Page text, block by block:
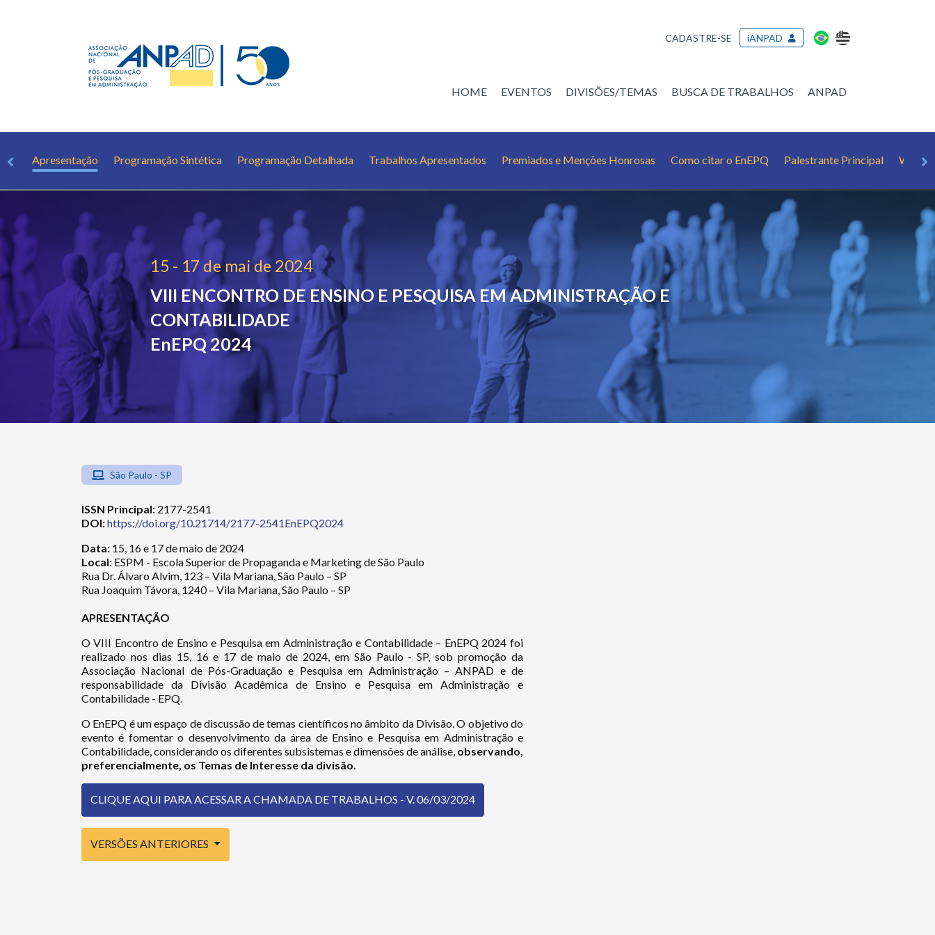
CADASTRE-SE iANPAD
HOME EVENTOS DIVISÕES/TEMAS BUSCA DE TRABALHOS ANPAD
Apresentação Programação Sintética Programação Detalhada Trabalhos Apresentados Premiados e Menções Honrosas Como citar o EnEPQ Palestrante Principal
15 - 17 de mai de 2024
VIII ENCONTRO DE ENSINO E PESQUISA EM ADMINISTRAÇÃO E
CONTABILIDADE
EnEPQ 2024
São Paulo - SP
ISSN Principal: 2177-2541
DOI:https://doi.org/10.21714/2177-2541EnEPQ2024
Data: 15, 16 e 17 de maio de 2024
Local: ESPM - Escola Superior de Propaganda e Marketing de São Paulo
Rua Dr. Álvaro Alvim, 123 – Vila Mariana, São Paulo – SP
Rua Joaquim Távora, 1240 – Vila Mariana, São Paulo – SP
APRESENTAÇÃO
O VIII Encontro de Ensino e Pesquisa em Administração e Contabilidade – EnEPQ 2024 foi
realizado nos dias 15, 16 e 17 de maio de 2024, em São Paulo - SP, sob promoção da
Associação Nacional de Pós-Graduação e Pesquisa em Administração – ANPAD e de
responsabilidade da Divisão Acadêmica de Ensino e Pesquisa em Administração e
Contabilidade - EPQ.
O EnEPQ é um espaço de discussão de temas científicos no âmbito da Divisão. O objetivo do
evento é fomentar o desenvolvimento da área de Ensino e Pesquisa em Administração e
Contabilidade, considerando os diferentes subsistemas e dimensões de análise, observando,
preferencialmente, os Temas de Interesse da divisão.
CLIQUE AQUI PARA ACESSAR A CHAMADA DE TRABALHOS - V. 06/03/2024
VERSÕES ANTERIORES